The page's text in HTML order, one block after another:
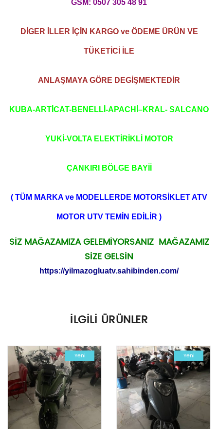
GSM: 0507 305 48 91
DİGER İLLER İÇİN KARGO ve ÖDEME ÜRÜN VE
TÜKETİCİ İLE
ANLAŞMAYA GÖRE DEGİŞMEKTEDİR
KUBA-ARTİCAT-BENELLİ-APACHİ–KRAL- SALCANO
YUKİ-VOLTA ELEKTİRİKLİ MOTOR
ÇANKIRI BÖLGE BAYİİ
( TÜM MARKA ve MODELLERDE MOTORSİKLET ATV
MOTOR UTV TEMİN EDİLİR )
SİZ MAĞAZAMIZA GELEMİYORSANIZ MAĞAZAMIZ
SİZE GELSİN
https://yilmazogluatv.sahibinden.com/
İLGILI ÜRÜNLER
Yeni Yeni